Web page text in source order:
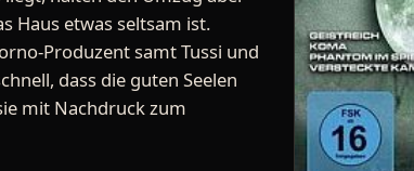
Haus etwas seltsam ist.
Produzent samt Tussi und
dass die guten Seelen
mit Nachdruck zum